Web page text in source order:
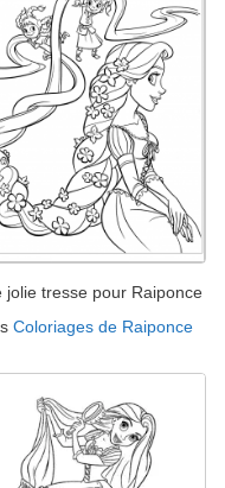
jolie tresse pour Raiponce
Coloriages de Raiponce